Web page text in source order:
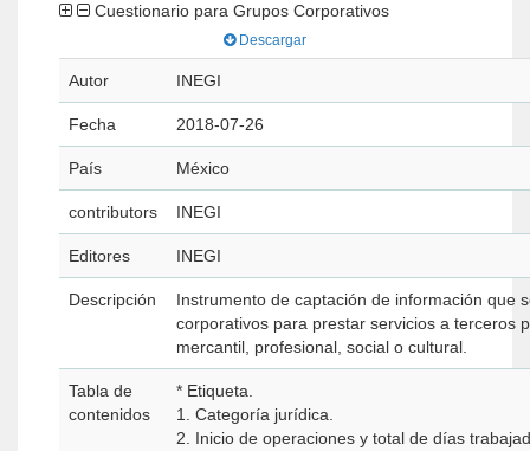
Cuestionario para Grupos Corporativos
Descargar
Autor INEGI
Fecha 2018-07-26
País México
contributors INEGI
Editores INEGI
Descripción
Instrumento de captación de información que
corporativos para prestar servicios a terceros
mercantil, profesional, social o cultural.
Tabla de
contenidos
* Etiqueta.
1. Categoría jurídica.
2. Inicio de operaciones y total de días